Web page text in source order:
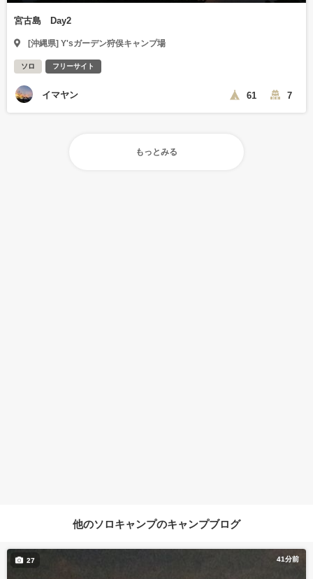
宮古島 Day2
[沖縄県] Y'sガーデン狩俣キャンプ場
ソロ フリーサイト
イマヤン 61 7
もっとみる
他のソロキャンプのキャンプブログ
41分前
27